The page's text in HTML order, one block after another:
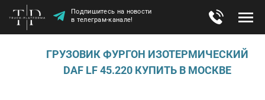
Подпишитесь на новости
в телеграм-канале!
ГРУЗОВИК ФУРГОН ИЗОТЕРМИЧЕСКИЙ
DAF LF 45.220 КУПИТЬ В МОСКВЕ